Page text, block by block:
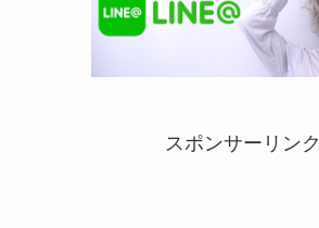
スポンサーリンク